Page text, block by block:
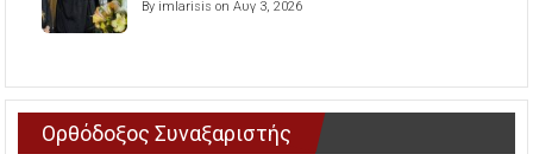
By imlarisis on Αυγ 3, 2026
Ορθόδοξος Συναξαριστής